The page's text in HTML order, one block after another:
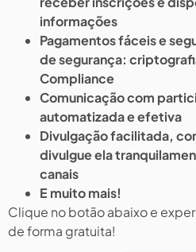
informações
Pagamentos fáceis e
de segurança:
Compliance
Comunicação com
automatizada e efetiva
Divulgação facilitada,
divulgue ela
canais
E muito mais!
Clique no botão abaixo e
de forma gratuita!